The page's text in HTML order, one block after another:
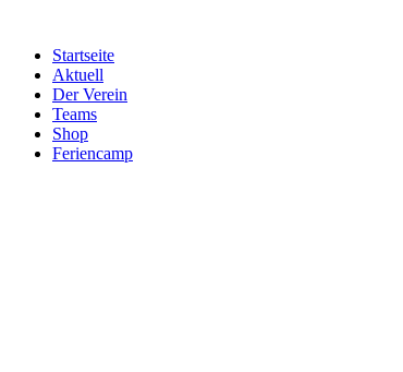
Startseite
Aktuell
Der Verein
Teams
Shop
Feriencamp